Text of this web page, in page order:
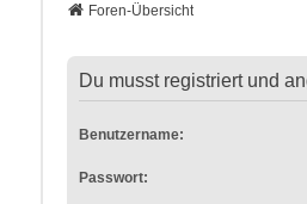
Foren-Übersicht
Du musst registriert und
Benutzername:
Passwort: